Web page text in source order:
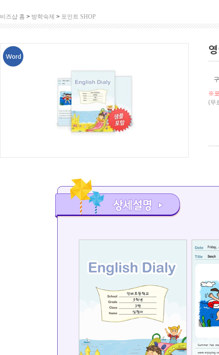
비즈샵 홈 > 방학숙제 > 포인트 SHOP
※
(무